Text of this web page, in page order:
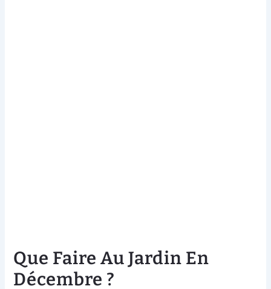
Que Faire Au Jardin En
Décembre ?